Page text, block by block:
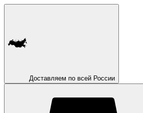
Доставляем по всей России